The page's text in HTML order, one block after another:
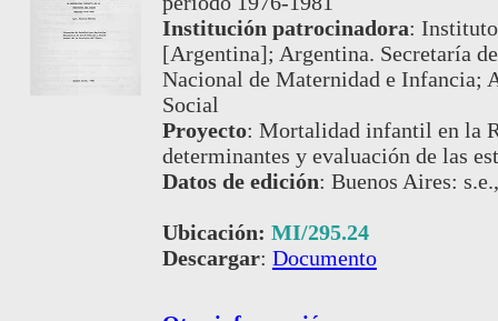
Institución patrocinadora:
[Argentina]; Argentina. Secretaría
Nacional de Maternidad e Infancia;
Social
Proyecto: Mortalidad infantil en la
determinantes y evaluación de las
Datos de edición: Buenos Aires:
Ubicación: MI/295.24
Descargar: Documento